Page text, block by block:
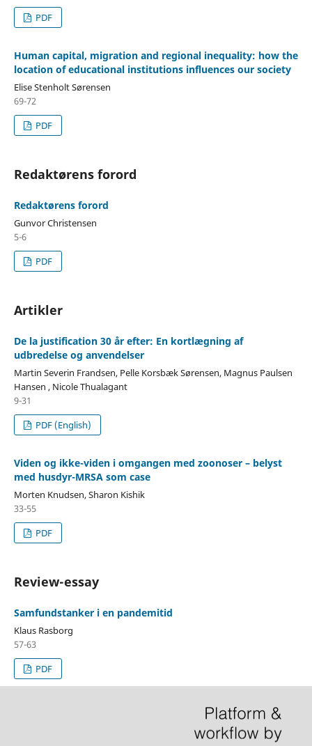
PDF
Human capital, migration and regional inequality: how the
location of educational institutions influences our society
Elise Stenholt Sørensen
69-72
PDF
Redaktørens forord
Redaktørens forord
Gunvor Christensen
5-6
PDF
Artikler
De la justification 30 år efter: En kortlægning af
udbredelse og anvendelser
Martin Severin Frandsen, Pelle Korsbæk Sørensen, Magnus Paulsen
Hansen , Nicole Thualagant
9-31
PDF (English)
Viden og ikke-viden i omgangen med zoonoser – belyst
med husdyr-MRSA som case
Morten Knudsen, Sharon Kishik
33-55
PDF
Review-essay
Samfundstanker i en pandemitid
Klaus Rasborg
57-63
PDF